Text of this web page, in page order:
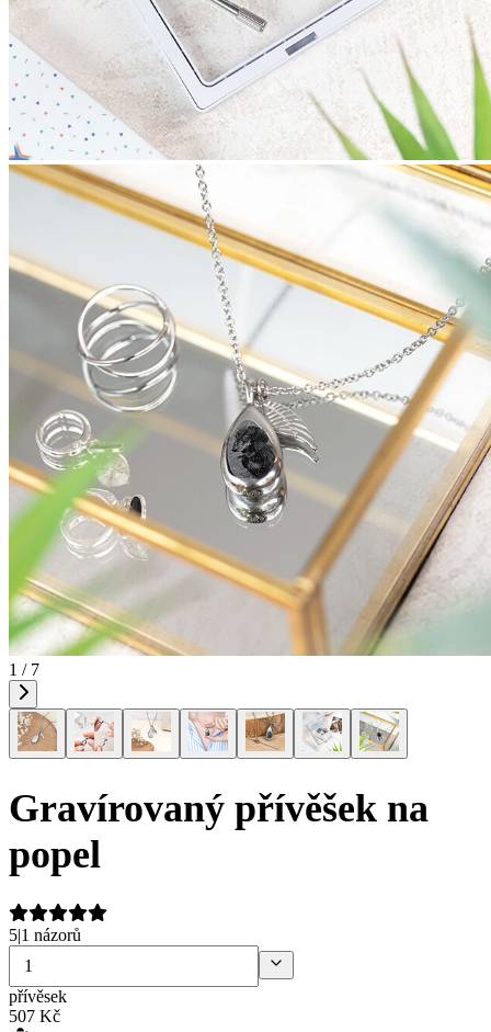
1 / 7
Gravírovaný přívěšek na
popel
5|1 názorů
přívěsek
507 Kč